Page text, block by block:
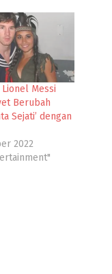
Lionel Messi
Berubah
Sejati’ dengan
2022